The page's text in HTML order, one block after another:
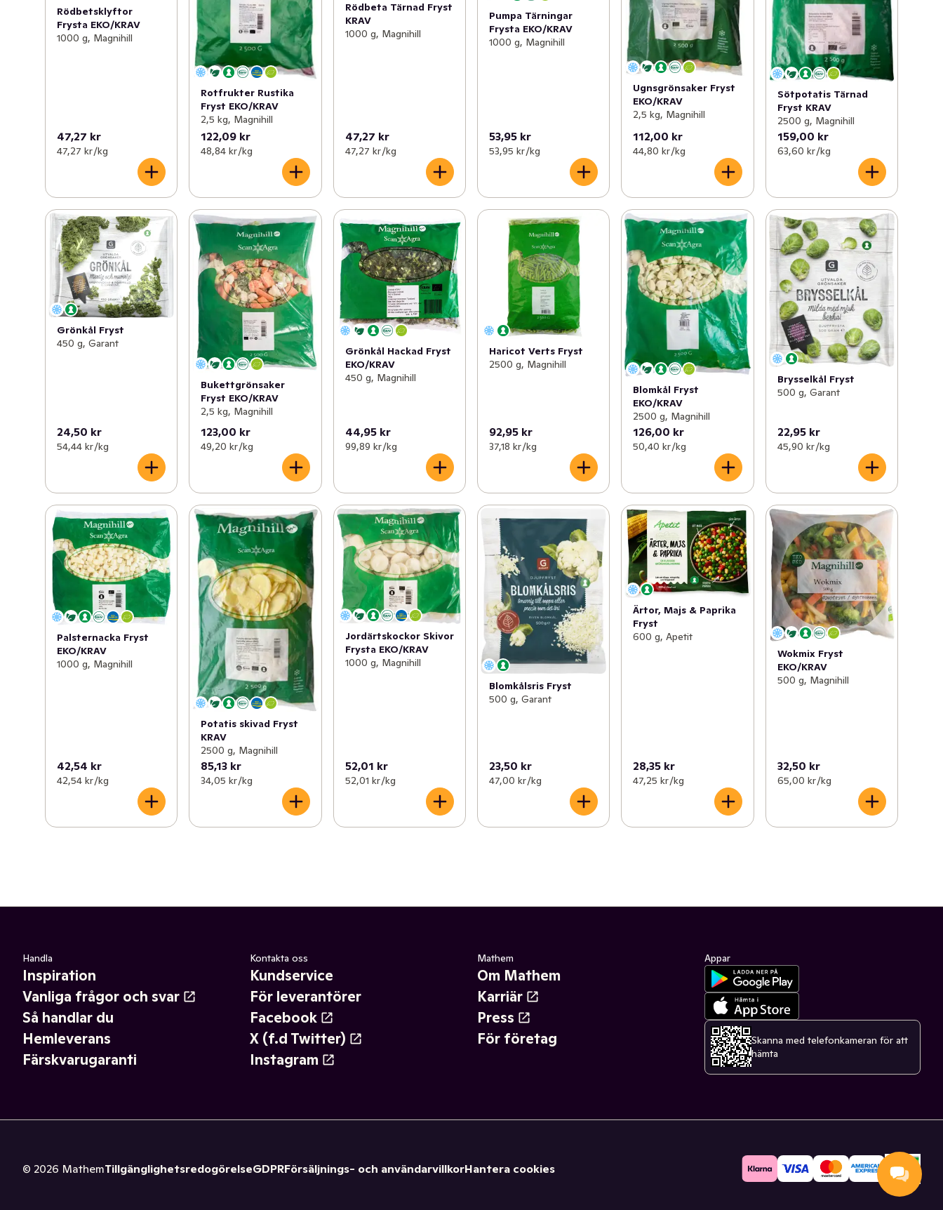
Rödbetsklyftor
Frysta EKO/KRAV
1000 g, Magnihill
47,27 kr
47,27 kr /kg
Rotfrukter Rustika
Fryst EKO/KRAV
2,5 kg, Magnihill
122,09 kr
48,84 kr /kg
Rödbeta Tärnad Fryst
KRAV
1000 g, Magnihill
47,27 kr
47,27 kr /kg
Pumpa Tärningar
Frysta EKO/KRAV
1000 g, Magnihill
53,95 kr
53,95 kr /kg
Ugnsgrönsaker Fryst
EKO/KRAV
2,5 kg, Magnihill
112,00 kr
44,80 kr /kg
Sötpotatis Tärnad
Fryst KRAV
2500 g, Magnihill
159,00 kr
63,60 kr /kg
Grönkål Fryst
450 g, Garant
24,50 kr
54,44 kr /kg
Bukettgrönsaker
Fryst EKO/KRAV
2,5 kg, Magnihill
123,00 kr
49,20 kr /kg
Grönkål Hackad Fryst
EKO/KRAV
450 g, Magnihill
44,95 kr
99,89 kr /kg
Haricot Verts Fryst
2500 g, Magnihill
92,95 kr
37,18 kr /kg
Blomkål Fryst
EKO/KRAV
2500 g, Magnihill
126,00 kr
50,40 kr /kg
Brysselkål Fryst
500 g, Garant
22,95 kr
45,90 kr /kg
Palsternacka Fryst
EKO/KRAV
1000 g, Magnihill
42,54 kr
42,54 kr /kg
Potatis skivad Fryst
KRAV
2500 g, Magnihill
85,13 kr
34,05 kr /kg
Jordärtskockor Skivor
Frysta EKO/KRAV
1000 g, Magnihill
52,01 kr
52,01 kr /kg
Blomkålsris Fryst
500 g, Garant
23,50 kr
47,00 kr /kg
Ärtor, Majs & Paprika
Fryst
600 g, Apetit
28,35 kr
47,25 kr /kg
Wokmix Fryst
EKO/KRAV
500 g, Magnihill
32,50 kr
65,00 kr /kg
Handla
Inspiration
Vanliga frågor och svar
Så handlar du
Hemleverans
Färskvarugaranti
Kontakta oss
Kundservice
För leverantörer
Facebook
X (f.d Twitter)
Instagram
Mathem
Om Mathem
Karriär
Press
För företag
Appar
Skanna med telefonkameran för att
hämta
© 2026 MathemTillgänglighetsredogörelseGDPRFörsäljnings- och användarvillkorHantera cookies